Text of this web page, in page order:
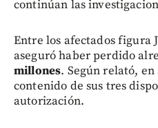
continúan las
Entre los afectados figura
aseguró haber perdido
millones. Según relató,
contenido de sus tres
autorización.